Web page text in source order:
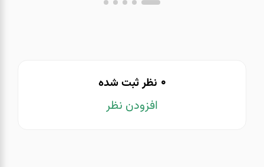
0 نظر ثبت شده
افزودن نظر